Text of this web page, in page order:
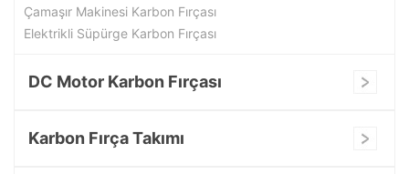
Çamaşır Makinesi Karbon Fırçası
Elektrikli Süpürge Karbon Fırçası
DC Motor Karbon Fırçası
Karbon Fırça Takımı